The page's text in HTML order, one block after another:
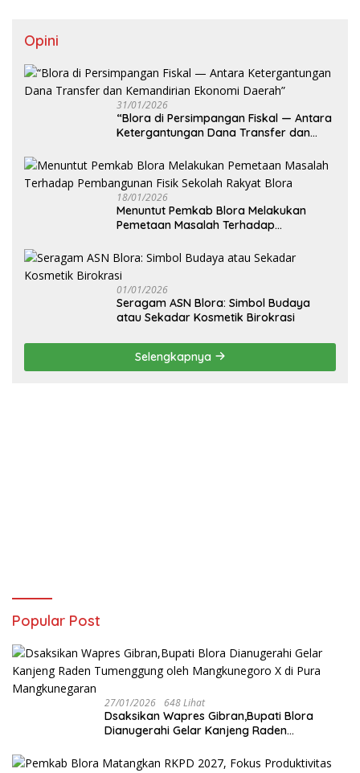
Opini
31/01/2026
‎“Blora di Persimpangan Fiskal — Antara
Ketergantungan Dana Transfer dan
18/01/2026
‎Menuntut Pemkab Blora Melakukan
Pemetaan Masalah Terhadap
Blora
01/01/2026
‎Seragam ASN Blora: Simbol Budaya
atau Sekadar Kosmetik Birokrasi
Selengkapnya
Popular Post
27/01/2026 648 Lihat
‎Dsaksikan Wapres Gibran,Bupati Blora
Dianugerahi Gelar Kanjeng Raden
Mangkunegaran